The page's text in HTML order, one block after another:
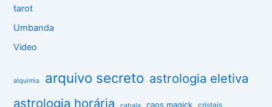
tarot
Umbanda
Video
alquimia arquivo secreto astrologia eletiva
astrologia horária
caos magick cristais